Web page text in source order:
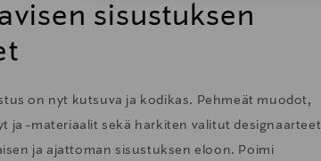
sisustuksen
on nyt kutsuva ja kodikas. Pehmeät muodot,
ja -materiaalit sekä harkiten valitut designaarteet
ja ajattoman sisustuksen eloon. Poimi